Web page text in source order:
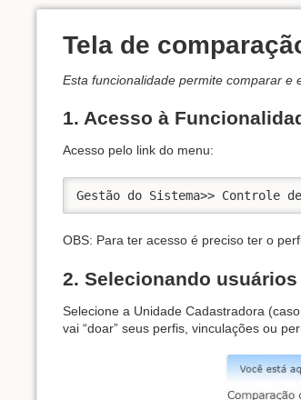
Tela de
Esta funcionalidade permite comparar e
1. Acesso à
Acesso pelo link do menu:
OBS: Para ter acesso é preciso ter o
2. Selecionando usuários
Selecione a Unidade Cadastradora
vai “doar” seus perfis, vinculações ou